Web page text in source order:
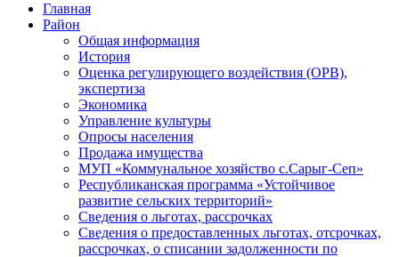
Главная
Район
Общая информация
История
Оценка регулирующего воздействия (ОРВ),
экспертиза
Экономика
Управление культуры
Опросы населения
Продажа имущества
МУП «Коммунальное хозяйство с.Сарыг-Сеп»
Республиканская программа «Устойчивое
развитие сельских территорий»
Сведения о льготах, рассрочках
Сведения о предоставленных льготах, отсрочках,
рассрочках, о списании задолженности по